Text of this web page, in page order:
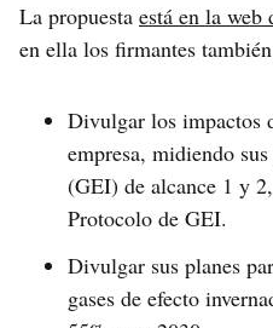
La propuesta está en la
en ella los firmantes
Divulgar los impactos
empresa, midiendo
(GEI) de alcance 1 y
Protocolo de GEI.
Divulgar sus planes
gases de efecto